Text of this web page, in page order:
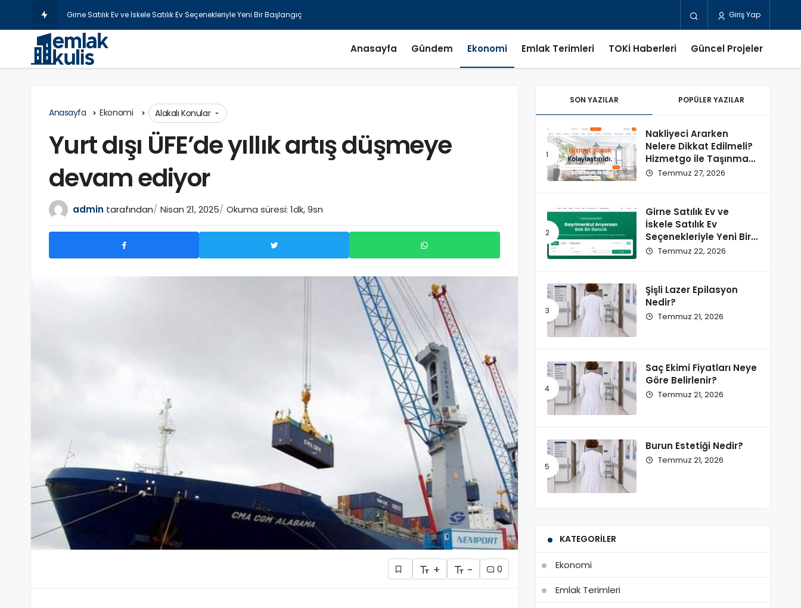
Şişli La Giriş Yap
Anasayfa Gündem Ekonomi Emlak Terimleri TOKİ Haberleri Güncel Projeler
Anasayfa Ekonomi Alakalı Konular
Yurt dışı ÜFE’de yıllık artış düşmeye
devam ediyor
admin tarafından Nisan 21, 2025 Okuma süresi: 1dk, 9sn
+ - 0
SON YAZILAR POPÜLER YAZILAR
Nakliyeci Ararken
Nelere Dikkat Edilmeli?
Hizmetgo ile Taşınma
Sürecini Kolaylaştırın
Temmuz 27, 2026
Girne Satılık Ev ve
İskele Satılık Ev
Seçenekleriyle Yeni Bir
Başlangıç
Temmuz 22, 2026
Şişli Lazer Epilasyon
Nedir?
Temmuz 21, 2026
Saç Ekimi Fiyatları Neye
Göre Belirlenir?
Temmuz 21, 2026
Burun Estetiği Nedir?
Temmuz 21, 2026
KATEGORILER
Ekonomi
Emlak Terimleri